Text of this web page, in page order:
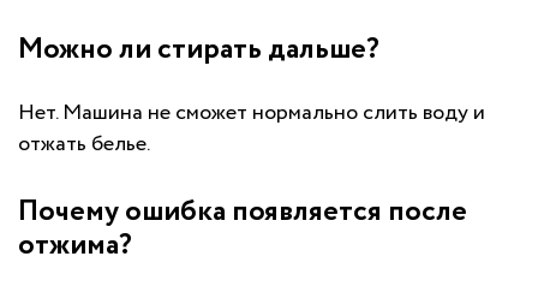
Можно ли стирать дальше?
Нет. Машина не сможет нормально слить воду и
отжать белье.
Почему ошибка появляется после
отжима?